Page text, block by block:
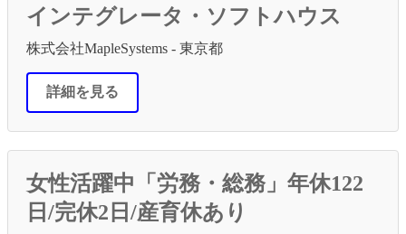
インテグレータ・ソフトハウス
株式会社MapleSystems - 東京都
詳細を見る
女性活躍中「労務・総務」年休122
日/完休2日/産育休あり